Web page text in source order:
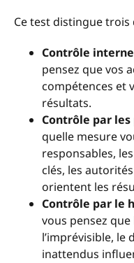
Ce test distingue
Contrôle
pensez que vos
compétences et
résultats.
Contrôle par
quelle mesure
responsables,
clés, les
orientent les
Contrôle par le
vous pensez
l’imprévisible, le
inattendus